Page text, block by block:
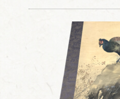
は、見る人の心を...